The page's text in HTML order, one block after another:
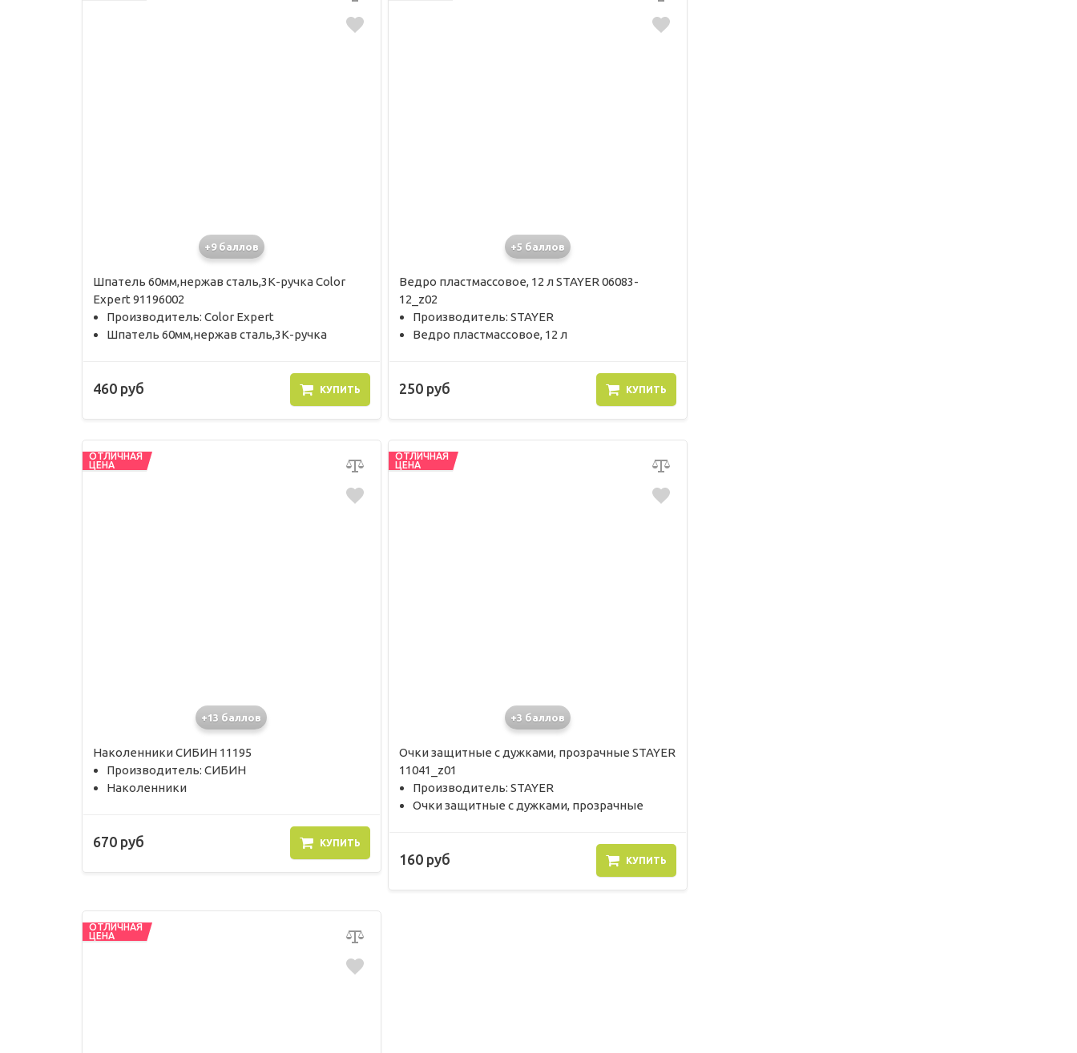
+9 баллов
Шпатель 60мм,нержав сталь,3К-ручка Color
Expert 91196002
Производитель: Color Expert
Шпатель 60мм,нержав сталь,3К-ручка
460 руб КУПИТЬ
+5 баллов
Ведро пластмассовое, 12 л STAYER 06083-
12_z02
Производитель: STAYER
Ведро пластмассовое, 12 л
250 руб КУПИТЬ
ОТЛИЧНАЯ
ЦЕНА
+13 баллов
Наколенники СИБИН 11195
Производитель: СИБИН
Наколенники
670 руб КУПИТЬ
ОТЛИЧНАЯ
ЦЕНА
+3 баллов
Очки защитные с дужками, прозрачные STAYER
11041_z01
Производитель: STAYER
Очки защитные с дужками, прозрачные
160 руб КУПИТЬ
ОТЛИЧНАЯ
ЦЕНА